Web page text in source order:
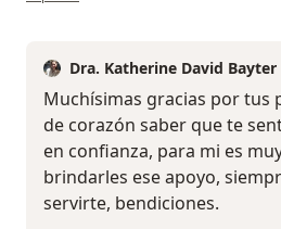
Dra. Katherine David Bayter
Muchísimas gracias por tus
de corazón saber que te
en confianza, para mi es
brindarles ese apoyo,
servirte, bendiciones.